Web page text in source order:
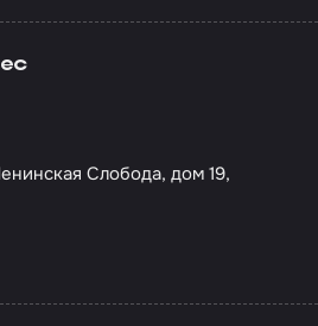
Слобода, дом 19,